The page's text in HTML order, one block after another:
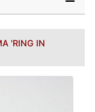
'RING IN